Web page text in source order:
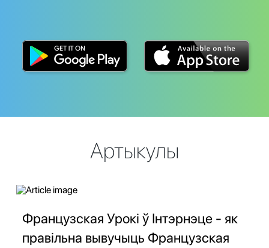
Артыкулы
Французская Урокі ў Інтэрнэце - як
правільна вывучыць Французская